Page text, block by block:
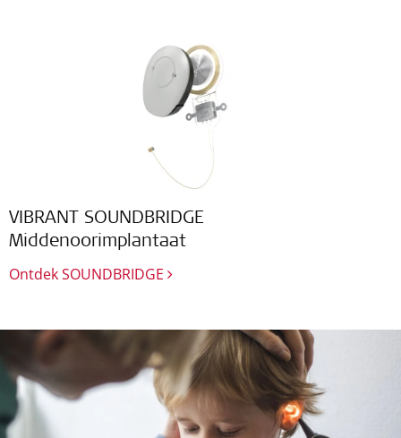
VIBRANT SOUNDBRIDGE
Middenoorimplantaat
Ontdek SOUNDBRIDGE